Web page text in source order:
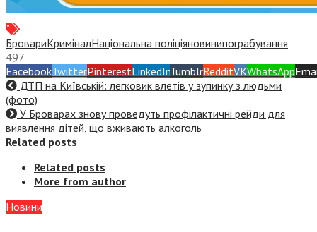
БровариКриміналНаціональна поліціяновинипограбування
497
FacebookTwitterPinterestLinkedInTumblrRedditVKWhatsApp
ДТП на Київській: легковик влетів у зупинку з людьми
(фото)
У Броварах знову проведуть профілактичні рейди для
виявлення дітей, що вживають алкоголь
Related posts
Related posts
More from author
Новини